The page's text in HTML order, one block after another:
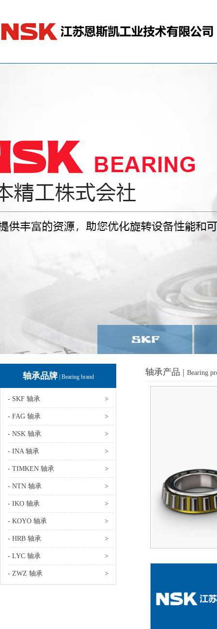
轴承品牌| Bearing brand
- SKF 轴承 >
- FAG 轴承 >
- NSK 轴承 >
- INA 轴承 >
- TIMKEN 轴承 >
- NTN 轴承 >
- IKO 轴承 >
- KOYO 轴承 >
- HRB 轴承 >
- LYC 轴承 >
- ZWZ 轴承 >
轴承产品 | Bearing